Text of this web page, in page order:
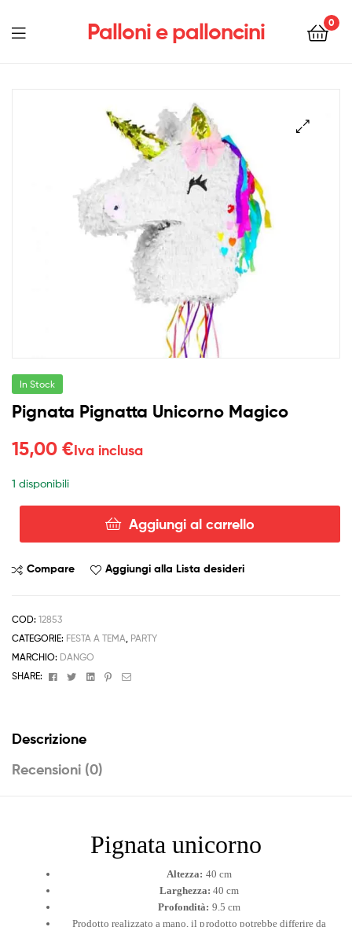
Palloni e palloncini 0
Menu
In Stock
Pignata Pignatta Unicorno Magico
15,00 €Iva inclusa
1 disponibili
Unicorno
Aggiungi al carrello
Compare Aggiungi alla Lista desideri
COD: 12853
CATEGORIE: FESTA A TEMA, PARTY
MARCHIO: DANGO
SHARE:
FacebookTwitterLinkedinPinterest
Email
Descrizione
Recensioni (0)
Pignata unicorno
Altezza: 40 cm
Larghezza: 40 cm
Profondità: 9.5 cm
Prodotto realizzato a mano, il prodotto potrebbe differire da